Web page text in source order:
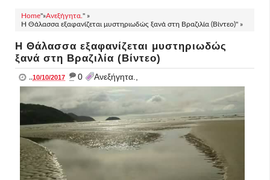
Home"»Ανεξήγητα. " »
H Θάλασσα εξαφανίζεται μυστηριωδώς ξανά στη Βραζιλία (Βίντεο)" »
H Θάλασσα εξαφανίζεται μυστηριωδώς
ξανά στη Βραζιλία (Βίντεο)
..10/10/2017 _ 0 Ανεξήγητα.,